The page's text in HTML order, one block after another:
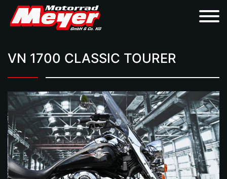
VN 1700 CLASSIC TOURER